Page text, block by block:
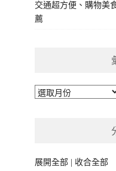
交通超方便、購物美
薦
彙
展開全部
收合全部